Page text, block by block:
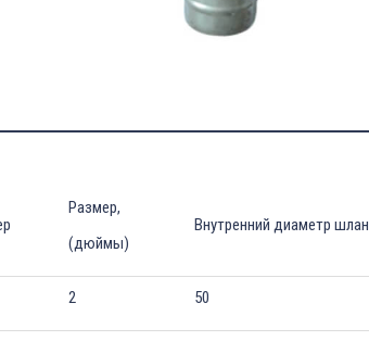
Размер,
(дюймы)
Внутренний диаметр
2 50